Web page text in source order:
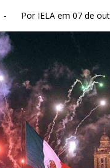
- Por IELA em 07 de